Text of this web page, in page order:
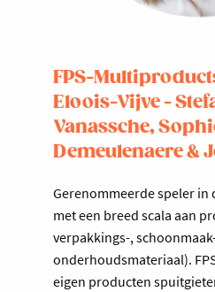
FPS-
Eloois-Vijve -
Vanassche,
Demeulenaere &
Gerenommeerde speler
met een breed scala aan
verpakkings-,
onderhoudsmateriaal).
eigen producten